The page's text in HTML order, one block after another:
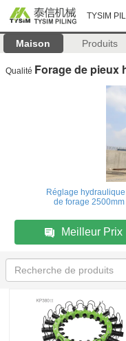
TYSIM
Maison Produits
Qualité Forage de pieux
Réglage
de forage
Meilleur Prix